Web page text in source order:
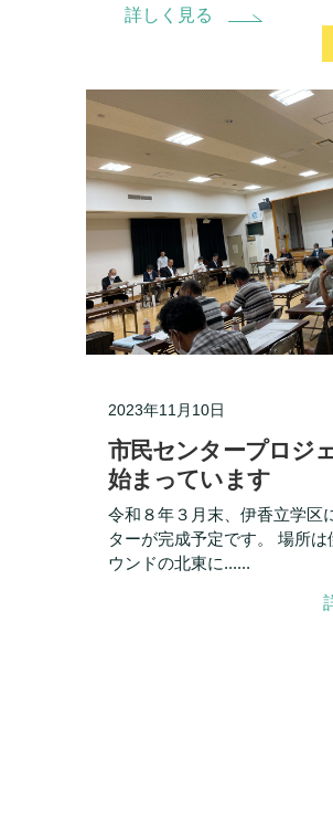
詳しく見る
2023年11月10日
市民センタープロジ
始まっています
令和８年３月末、伊香立学区
ターが完成予定です。 場所
ウンドの北東に......